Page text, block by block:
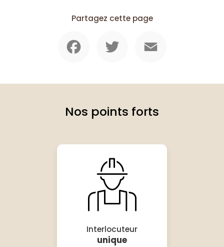
Partagez cette page
Nos points forts
Interlocuteur
unique